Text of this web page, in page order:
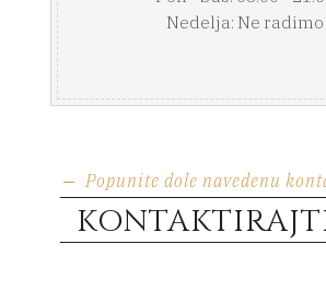
Nedelja: Ne radimo
Popunite dole navedenu